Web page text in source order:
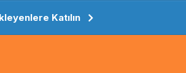
Katılın